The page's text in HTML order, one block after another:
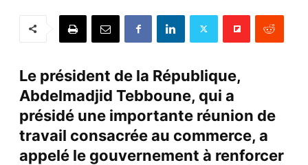
Le président de la République,
Abdelmadjid Tebboune, qui a
présidé une importante réunion de
travail consacrée au commerce, a
appelé le gouvernement à renforcer